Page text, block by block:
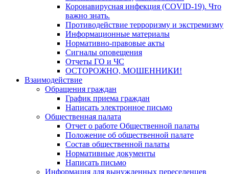
Коронавирусная инфекция (COVID-19). Что
важно знать.
Противодействие терроризму и экстремизму
Информационные материалы
Нормативно-правовые акты
Сигналы оповещения
Отчеты ГО и ЧС
ОСТОРОЖНО, МОШЕННИКИ!
Взаимодействие
Обращения граждан
График приема граждан
Написать электронное письмо
Общественная палата
Отчет о работе Общественной палаты
Положение об общественной палате
Состав общественной палаты
Нормативные документы
Написать письмо
Информация для вынужденных переселенцев